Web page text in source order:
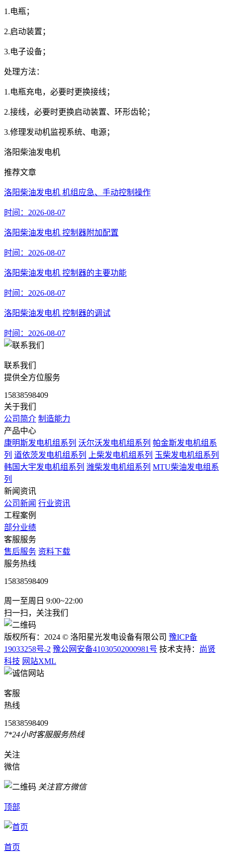
1.电瓶；
2.启动装置；
3.电子设备；
处理方法：
1.电瓶充电，必要时更换接线；
2.接线，必要时更换启动装置、环形齿轮；
3.修理发动机监视系统、电源；
洛阳柴油发电机
推荐文章
洛阳柴油发电机 机组应急、手动控制操作
时间：2026-08-07
洛阳柴油发电机 控制器附加配置
时间：2026-08-07
洛阳柴油发电机 控制器的主要功能
时间：2026-08-07
洛阳柴油发电机 控制器的调试
时间：2026-08-07
联系我们
提供全方位服务
15838598409
关于我们
公司简介 制造能力
产品中心
康明斯发电机组系列 沃尔沃发电机组系列 帕金斯发电机组系
列 道依茨发电机组系列 上柴发电机组系列 玉柴发电机组系列
韩国大宇发电机组系列 潍柴发电机组系列 MTU柴油发电组系
列
新闻资讯
公司新闻 行业资讯
工程案例
部分业绩
客服服务
售后服务 资料下载
服务热线
15838598409
周一至周日 9:00~22:00
扫一扫，关注我们
版权所有：2024 © 洛阳星光发电设备有限公司 豫ICP备
19033258号-2 豫公网安备41030502000981号 技术支持：
尚贤
科技 网站XML
客服
热线
15838598409
7*24小时客服服务热线
关注
微信
关注官方微信
顶部
首页